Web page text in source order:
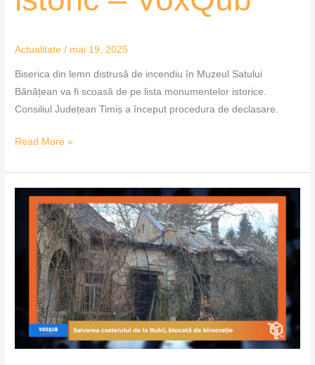
Actualitate / mai 19, 2025
Biserica din lemn distrusă de incendiu în Muzeul Satului
Bănățean va fi scoasă de pe lista monumentelor istorice.
Consiliul Județean Timiș a început procedura de declasare.
Read More »
Salvarea
castelului
Bulci,
blocată
birocrație